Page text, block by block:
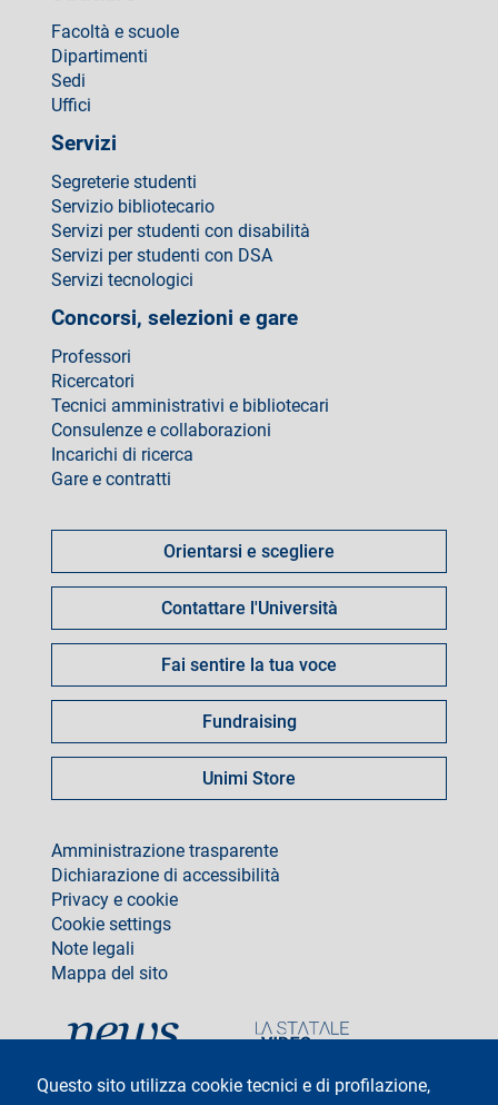
Questo sito utilizza cookie tecnici e di profilazione,
Facoltà e scuole
Dipartimenti
Sedi
Uffici
Servizi
Segreterie studenti
Servizio bibliotecario
Servizi per studenti con disabilità
Servizi per studenti con DSA
Servizi tecnologici
Concorsi, selezioni e gare
Professori
Ricercatori
Tecnici amministrativi e bibliotecari
Consulenze e collaborazioni
Incarichi di ricerca
Gare e contratti
fare
Orientarsi e scegliere
Contattare l'Università
Fai sentire la tua voce
Fundraising
Unimi Store
footer
Amministrazione trasparente
Dichiarazione di accessibilità
Privacy e cookie
Cookie settings
Note legali
Mappa del sito
social